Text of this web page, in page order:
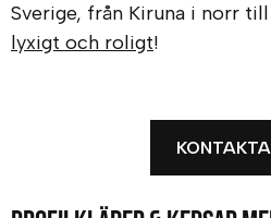
Sverige, från Kiruna i norr
lyxigt och roligt!